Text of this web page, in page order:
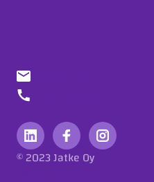
© 2023 Jatke Oy